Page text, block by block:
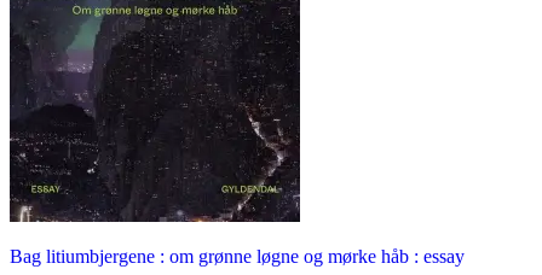
Bag litiumbjergene : om grønne løgne og mørke håb : essay